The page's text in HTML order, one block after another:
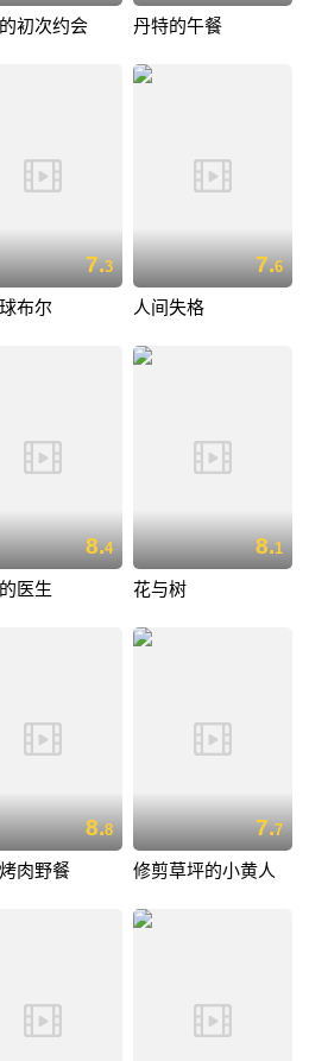
初次约会 丹特的午餐
7.3
布尔
7.6
人间失格
8.4
医生
8.1
花与树
8.8
肉野餐
7.7
修剪草坪的小黄人